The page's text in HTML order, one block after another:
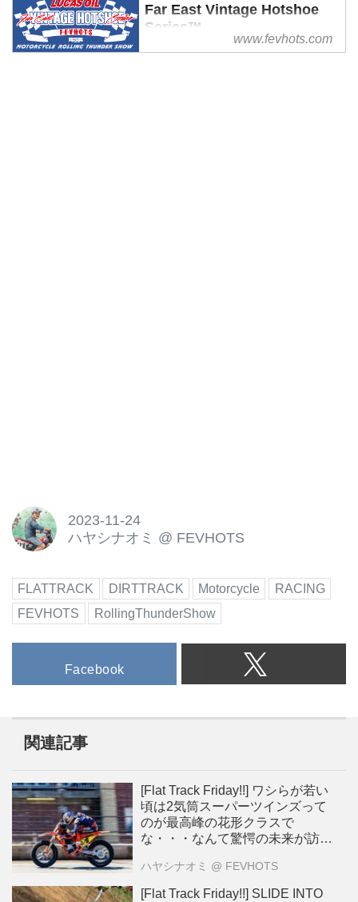
Far East Vintage Hotshoe
Series™
www.fevhots.com
2023-11-24
ハヤシナオミ @ FEVHOTS
FLATTRACK DIRTTRACK Motorcycle
RACING
FEVHOTS
RollingThunderShow
Facebook
関連記事
[Flat Track Friday!!] ワシらが若い
頃は2気筒スーパーツインズって
のが最高峰の花形クラスで
な・・・なんて驚愕の未来が訪れ
ハヤシナオミ @ FEVHOTS
[Flat Track Friday!!] SLIDE INTO